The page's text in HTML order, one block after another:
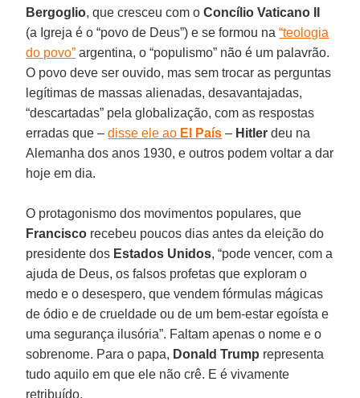
Bergoglio, que cresceu com oConcílio Vaticano II
(a Igreja é o “povo de Deus”) e se formou na“teologia
do povo” argentina, o “populismo” não é um palavrão.
O povo deve ser ouvido, mas sem trocar as perguntas
legítimas de massas alienadas, desavantajadas,
“descartadas” pela globalização, com as respostas
erradas que –disse ele ao El País – Hitler deu na
Alemanha dos anos 1930, e outros podem voltar a dar
hoje em dia.
O protagonismo dos movimentos populares, que
Francisco recebeu poucos dias antes da eleição do
presidente dos Estados Unidos, “pode vencer, com a
ajuda de Deus, os falsos profetas que exploram o
medo e o desespero, que vendem fórmulas mágicas
de ódio e de crueldade ou de um bem-estar egoísta e
uma segurança ilusória”. Faltam apenas o nome e o
sobrenome. Para o papa, Donald Trump representa
tudo aquilo em que ele não crê. E é vivamente
retribuído.